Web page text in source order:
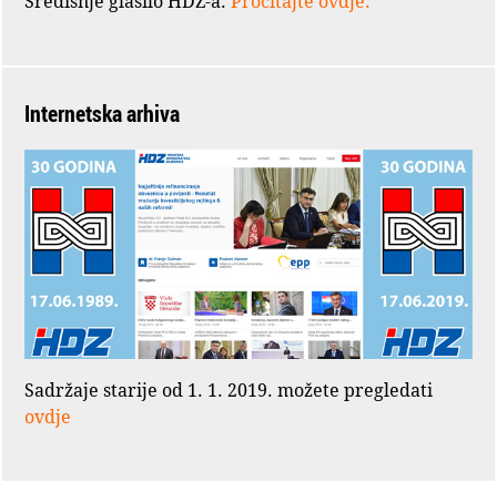
Internetska arhiva
Sadržaje starije od 1. 1. 2019. možete pregledati
ovdje